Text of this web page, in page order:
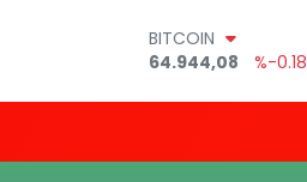
BITCOIN
64.944,08
%-0.18
55,2510
%0.32